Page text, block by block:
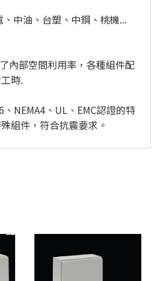
中油、台塑、中鋼、桃機...
內部空間利用率，各種組件配
時.
NEMA4、UL、EMC認證的特
組件，符合抗震要求。